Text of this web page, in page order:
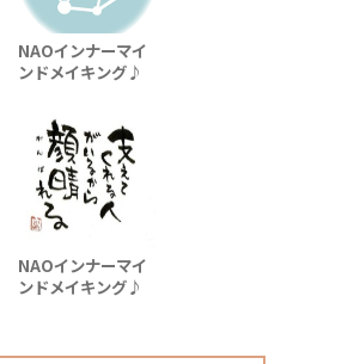
NAOインナーマイ
ンドメイキング♪
NAOインナーマイ
ンドメイキング♪